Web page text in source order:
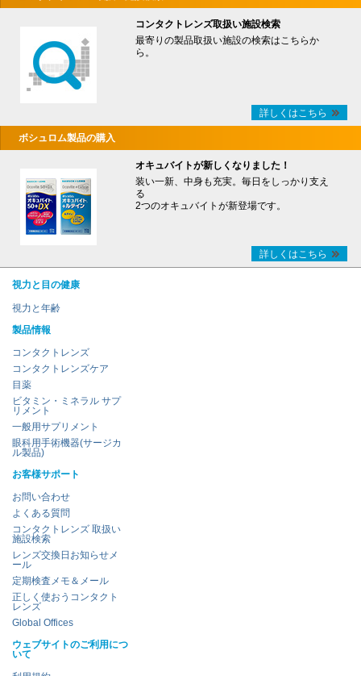
コンタクトレンズ取扱い施設検索
最寄りの製品取扱い施設の検索はこちらか
ら。
詳しくはこちら
ボシュロム製品の購入
オキュバイトが新しくなりました！
装い一新、中身も充実。毎日をしっかり支え
る
2つのオキュバイトが新登場です。
詳しくはこちら
視力と目の健康
視力と年齢
製品情報
コンタクトレンズ
コンタクトレンズケア
目薬
ビタミン・ミネラル サプ
リメント
一般用サプリメント
眼科用手術機器(サージカ
ル製品)
お客様サポート
お問い合わせ
よくある質問
コンタクトレンズ 取扱い
施設検索
レンズ交換日お知らせメ
ール
定期検査メモ＆メール
正しく使おうコンタクト
レンズ
Global Offices
ウェブサイトのご利用につ
いて